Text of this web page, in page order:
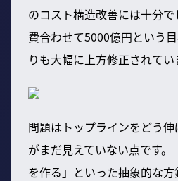
のコスト構造改善には十分
費合わせて5000億円という
りも大幅に上方修正されてい
問題はトップラインをどう
がまだ見えていない点です
を作る」といった抽象的な